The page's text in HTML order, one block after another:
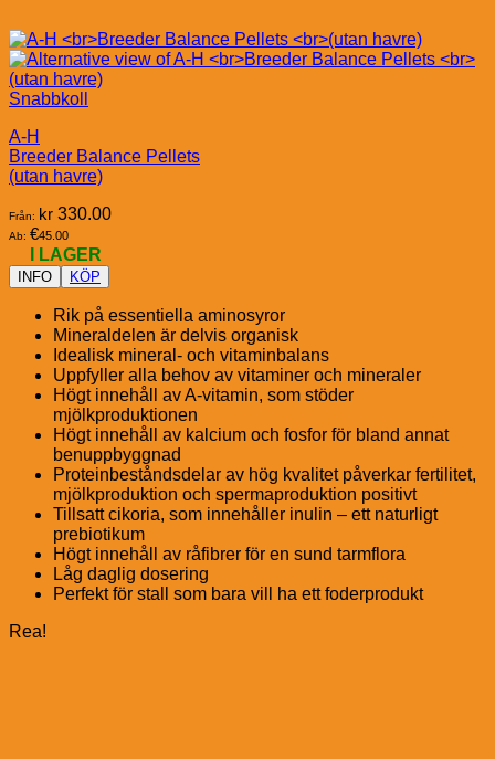
Snabbkoll
A-H
Breeder Balance Pellets
(utan havre)
Från: kr 330.00
Ab: €45.00
I LAGER
INFO KÖP
Rik på essentiella aminosyror
Mineraldelen är delvis organisk
Idealisk mineral- och vitaminbalans
Uppfyller alla behov av vitaminer och mineraler
Högt innehåll av A-vitamin, som stöder
mjölkproduktionen
Högt innehåll av kalcium och fosfor för bland annat
benuppbyggnad
Proteinbeståndsdelar av hög kvalitet påverkar fertilitet,
mjölkproduktion och spermaproduktion positivt
Tillsatt cikoria, som innehåller inulin – ett naturligt
prebiotikum
Högt innehåll av råfibrer för en sund tarmflora
Låg daglig dosering
Perfekt för stall som bara vill ha ett foderprodukt
Rea!